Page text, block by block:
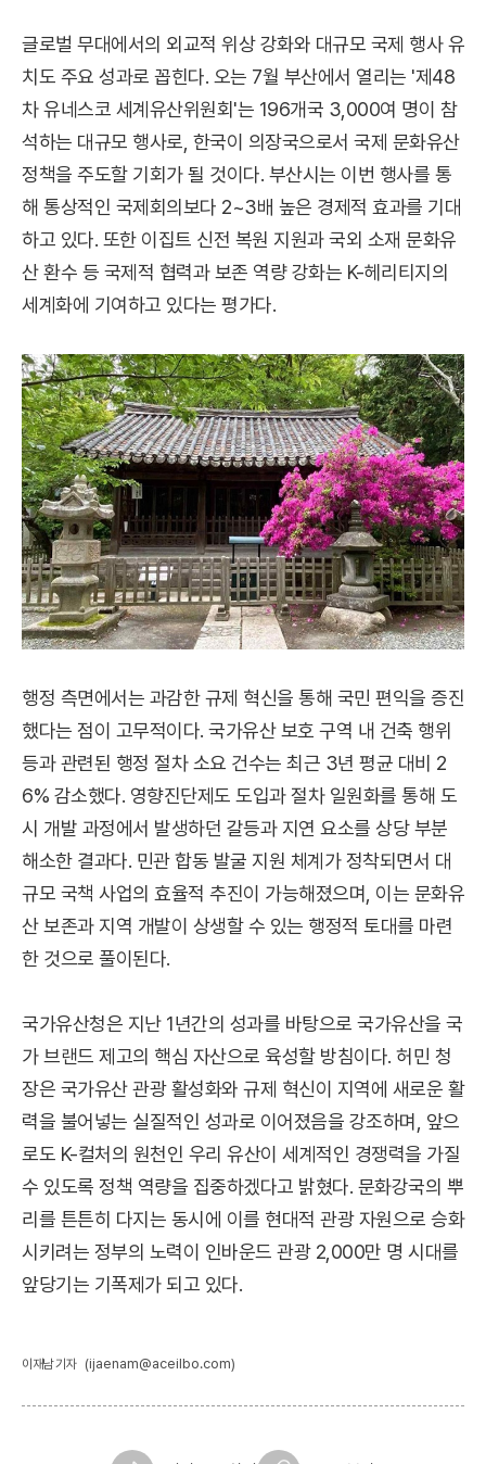
글로벌 무대에서의 외교적 위상 강화와 대규모 국제 행사 유
치도 주요 성과로 꼽힌다. 오는 7월 부산에서 열리는 '제48
차 유네스코 세계유산위원회'는 196개국 3,000여 명이 참
석하는 대규모 행사로, 한국이 의장국으로서 국제 문화유산
정책을 주도할 기회가 될 것이다. 부산시는 이번 행사를 통
해 통상적인 국제회의보다 2~3배 높은 경제적 효과를 기대
하고 있다. 또한 이집트 신전 복원 지원과 국외 소재 문화유
산 환수 등 국제적 협력과 보존 역량 강화는 K-헤리티지의
세계화에 기여하고 있다는 평가다.
행정 측면에서는 과감한 규제 혁신을 통해 국민 편익을 증진
했다는 점이 고무적이다. 국가유산 보호 구역 내 건축 행위
등과 관련된 행정 절차 소요 건수는 최근 3년 평균 대비 2
6% 감소했다. 영향진단제도 도입과 절차 일원화를 통해 도
시 개발 과정에서 발생하던 갈등과 지연 요소를 상당 부분
해소한 결과다. 민관 합동 발굴 지원 체계가 정착되면서 대
규모 국책 사업의 효율적 추진이 가능해졌으며, 이는 문화유
산 보존과 지역 개발이 상생할 수 있는 행정적 토대를 마련
한 것으로 풀이된다.
국가유산청은 지난 1년간의 성과를 바탕으로 국가유산을 국
가 브랜드 제고의 핵심 자산으로 육성할 방침이다. 허민 청
장은 국가유산 관광 활성화와 규제 혁신이 지역에 새로운 활
력을 불어넣는 실질적인 성과로 이어졌음을 강조하며, 앞으
로도 K-컬처의 원천인 우리 유산이 세계적인 경쟁력을 가질
수 있도록 정책 역량을 집중하겠다고 밝혔다. 문화강국의 뿌
리를 튼튼히 다지는 동시에 이를 현대적 관광 자원으로 승화
시키려는 정부의 노력이 인바운드 관광 2,000만 명 시대를
앞당기는 기폭제가 되고 있다.
이재남 기자 (ijaenam@aceilbo.com)